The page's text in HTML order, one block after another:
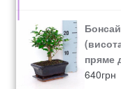
пряме
640грн